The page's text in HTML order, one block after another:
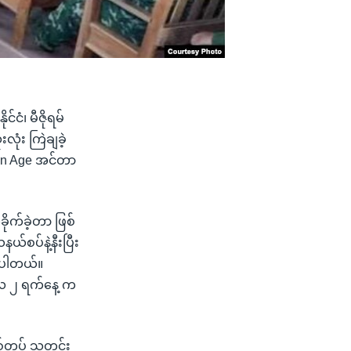
ငံ၊ မီဇိုရမ်
လုံး ကြဲချခဲ့
Age အင်တာ
က်ခဲ့တာ ဖြစ်
စပ်နဲ့နီးပြီး
ါတယ်။
၂ ရက်နေ့ က
တပ် သတင်း